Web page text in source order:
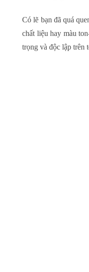
Có lẽ bạn đã quá
chất liệu hay màu
trọng và độc lập trên